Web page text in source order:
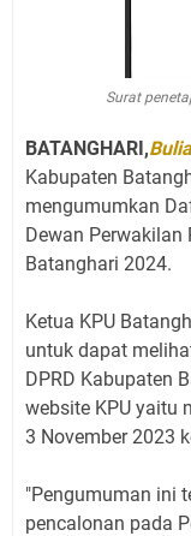
Surat
BATANGHARI,
Kabupaten
mengumumkan
Dewan Perwakilan
Batanghari 2024.
Ketua KPU
untuk dapat
DPRD Kabupaten
website KPU yaitu
3 November 2023
"Pengumuman ini
pencalonan pada